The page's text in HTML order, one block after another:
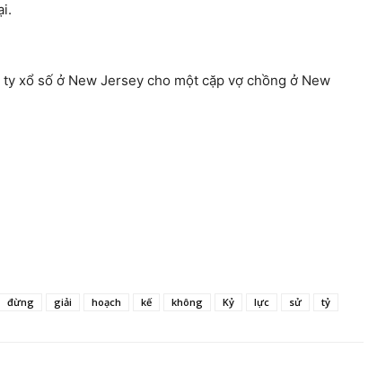
xổ số ở New Jersey cho một cặp vợ chồng ở New
đừng giải hoạch kế không Kỷ lực sử tỷ